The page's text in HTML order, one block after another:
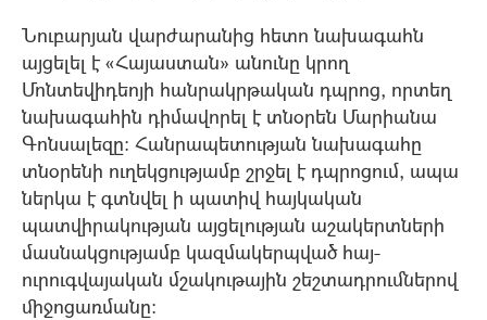
Նուբարյան վարժարանից հետո նախագահն
այցելել է «Հայաստան» անունը կրող
Մոնտեվիդեոյի հանրակրթական դպրոց, որտեղ
նախագահին դիմավորել է տնօրեն Մարիանա
Գոնսալեզը: Հանրապետության նախագահը
տնօրենի ուղեկցությամբ շրջել է դպրոցում, ապա
ներկա է գտնվել ի պատիվ հայկական
պատվիրակության այցելության աշակերտների
մասնակցությամբ կազմակերպված հայ-
ուրուգվայական մշակութային շեշտադրումներով
միջոցառմանը: